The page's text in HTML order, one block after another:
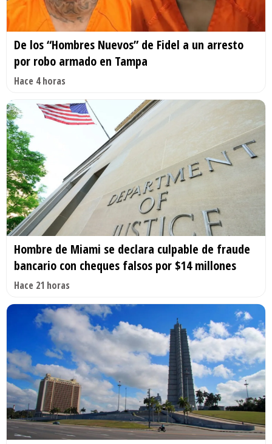
De los “Hombres Nuevos” de Fidel a un arresto
por robo armado en Tampa
Hace 4 horas
Hombre de Miami se declara culpable de fraude
bancario con cheques falsos por $14 millones
Hace 21 horas